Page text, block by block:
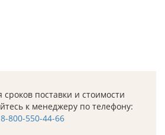
поставки и стоимости
к менеджеру по телефону:
8-800-550-44-66